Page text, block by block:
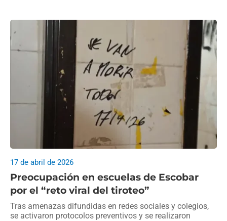
Preocupación en escuelas de Escobar
por el “reto viral del tiroteo”
17 de abril de 2026
Tras amenazas difundidas en redes sociales y colegios,
se activaron protocolos preventivos y se realizaron